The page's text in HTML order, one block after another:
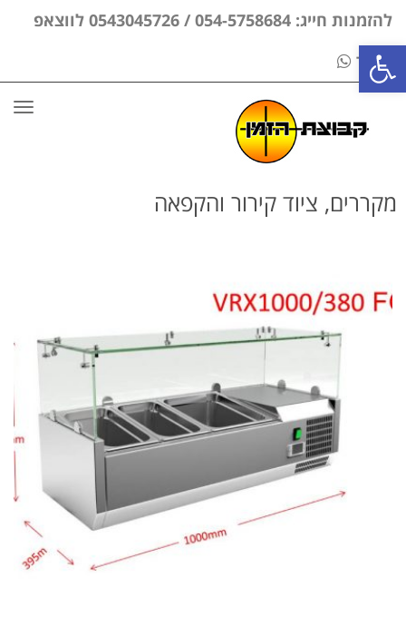
פתח סרגל נגישות
להזמנות חייג: 054-5758684 / 0543045726 לווצאפ
בלבד
מקררים, ציוד קירור והקפאה